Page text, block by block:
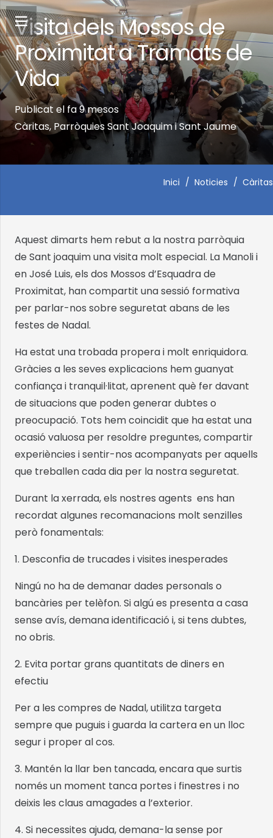
Visita dels Mossos de
Proximitat a Tramats de
Vida
Publicat el fa 9 mesos
Càritas, Parròquies Sant Joaquim i Sant Jaume
Inici / Noticies / Càritas
Aquest dimarts hem rebut a la nostra parròquia
de Sant joaquim una visita molt especial. La Manoli i
en José Luis, els dos Mossos d’Esquadra de
Proximitat, han compartit una sessió formativa
per parlar-nos sobre seguretat abans de les
festes de Nadal.
Ha estat una trobada propera i molt enriquidora.
Gràcies a les seves explicacions hem guanyat
confiança i tranquil·litat, aprenent què fer davant
de situacions que poden generar dubtes o
preocupació. Tots hem coincidit que ha estat una
ocasió valuosa per resoldre preguntes, compartir
experiències i sentir-nos acompanyats per aquells
que treballen cada dia per la nostra seguretat.
Durant la xerrada, els nostres agents ens han
recordat algunes recomanacions molt senzilles
però fonamentals:
1. Desconfia de trucades i visites inesperades
Ningú no ha de demanar dades personals o
bancàries per telèfon. Si algú es presenta a casa
sense avís, demana identificació i, si tens dubtes,
no obris.
2. Evita portar grans quantitats de diners en
efectiu
Per a les compres de Nadal, utilitza targeta
sempre que puguis i guarda la cartera en un lloc
segur i proper al cos.
3. Mantén la llar ben tancada, encara que surtis
només un moment tanca portes i finestres i no
deixis les claus amagades a l’exterior.
4. Si necessites ajuda, demana-la sense por